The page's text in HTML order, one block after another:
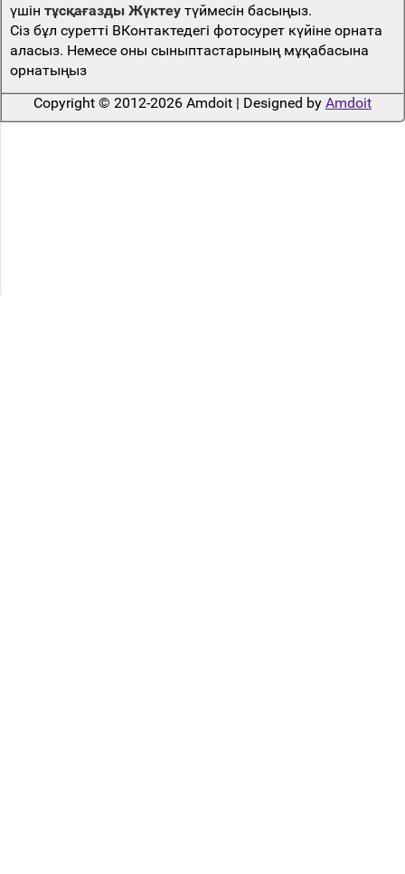
үшін тұсқағазды Жүктеутүймесін басыңыз.
Сіз бұл суретті ВКонтактедегі фотосурет күйіне орната
аласыз. Немесе оны сыныптастарының мұқабасына
орнатыңыз
Copyright © 2012-2026 Amdoit | Designed by Amdoit